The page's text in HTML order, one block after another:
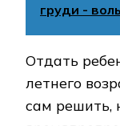
груди -
Отдать
летнего
сам решить,